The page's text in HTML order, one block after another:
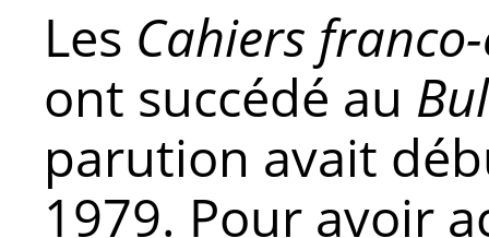
Les Cahiers
ont succédé au
parution avait
1979. Pour avoir